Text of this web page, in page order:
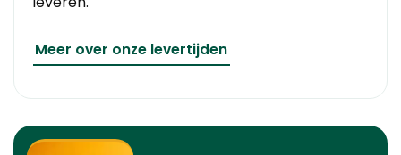
Meer over onze levertijden